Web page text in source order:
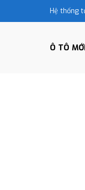
Hệ thống
Ô TÔ